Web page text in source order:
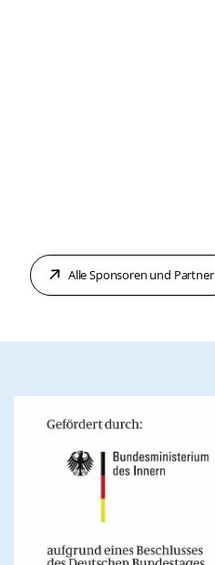
Alle Sponsoren und Partner